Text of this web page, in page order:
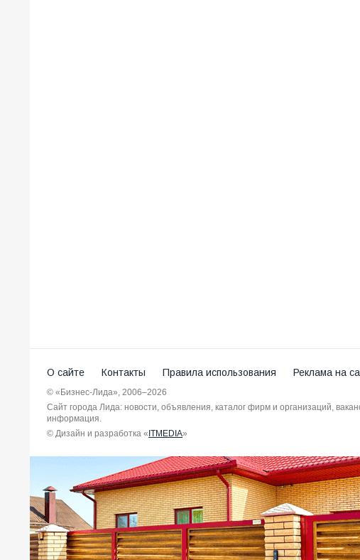
О сайте Контакты Правила использования Реклама на
© «Бизнес-Лида», 2006–2026
Сайт города Лида: новости, объявления, каталог фирм и организаций,
информация.
© Дизайн и разработка «ITMEDIA»